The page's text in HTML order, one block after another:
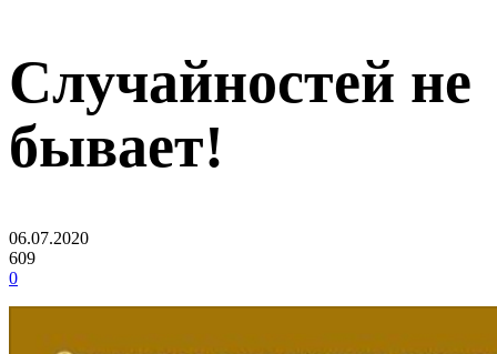
Случайностей не
бывает!
06.07.2020
609
0